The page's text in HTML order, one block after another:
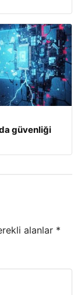
güvenliği
alanlar *